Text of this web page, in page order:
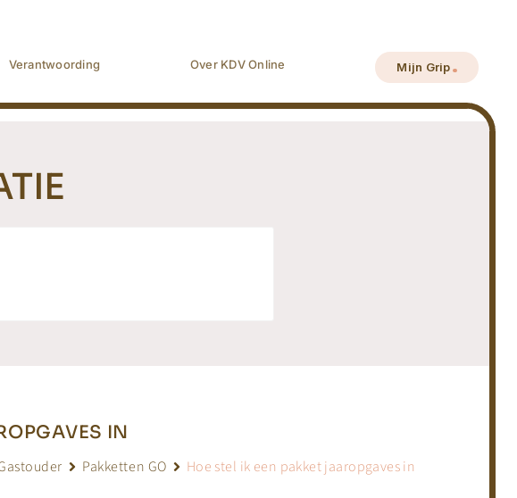
Verantwoording Over KDV Online Mijn Grip
IN
Pakketten GO Hoe stel ik een pakket jaaropgaves in